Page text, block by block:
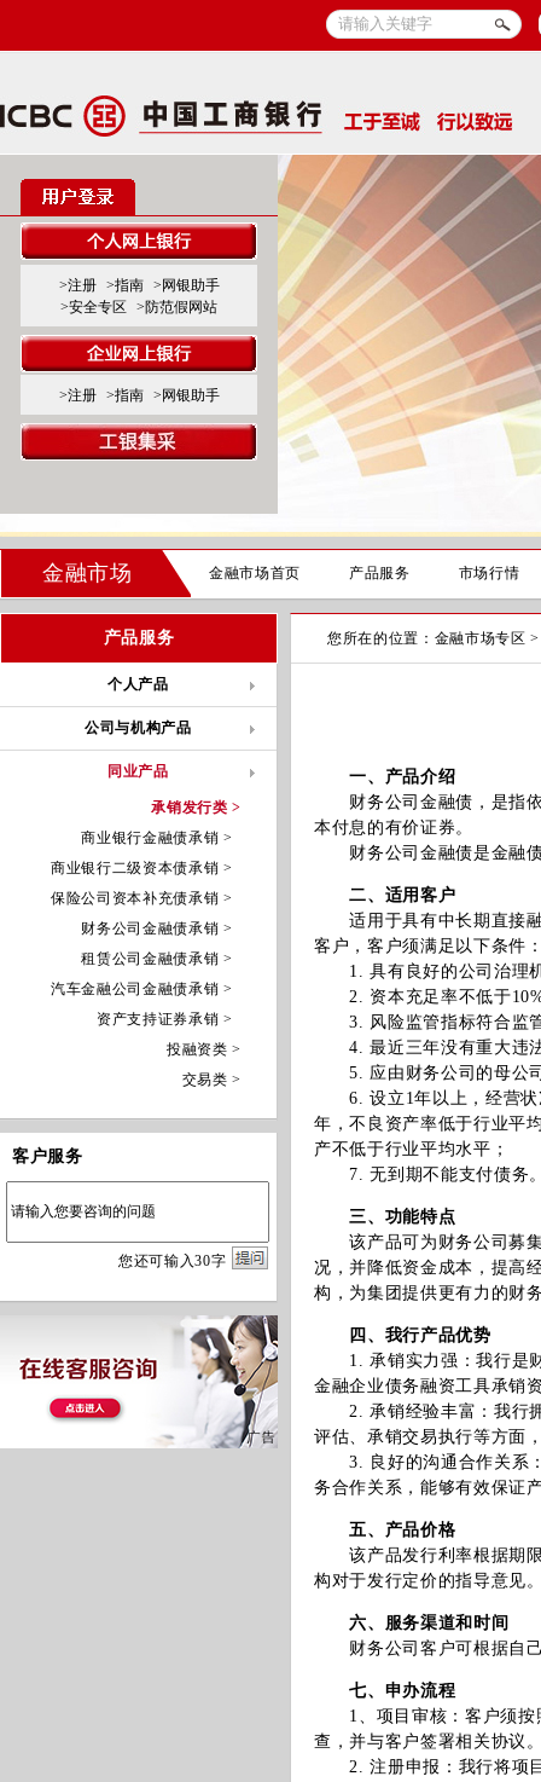
>注册 >指南
>网银助手
>安全专区
>防范假网站
>注册 >指南 >网银助手
金融市场 金融市场首页 产品服务 市场行情
产品服务
个人产品
公司与机构产品
同业产品
承销发行类 >
商业银行金融债承销 >
商业银行二级资本债承销 >
保险公司资本补充债承销 >
财务公司金融债承销 >
租赁公司金融债承销 >
汽车金融公司金融债承销 >
资产支持证券承销 >
投融资类 >
交易类 >
客户服务
您还可输入30字
您所在的位置： 金融市场专区
一、产品介绍
财务公司金融债，是指依
本付息的有价证券。
财务公司金融债是金融债
二、适用客户
适用于具有中长期直接融
客户，客户须满足以下条件
1. 具有良好的公司治理
2. 资本充足率不低于
3. 风险监管指标符合监
4. 最近三年没有重大违
5. 应由财务公司的母公司
6. 设立1年以上，经营状
年，不良资产率低于行业平
产不低于行业平均水平；
7. 无到期不能支付债务
三、功能特点
该产品可为财务公司募集
况，并降低资金成本，提高
构，为集团提供更有力的财
四、我行产品优势
1. 承销实力强：我行是财
金融企业债务融资工具承销
2. 承销经验丰富：我行拥
评估、承销交易执行等方面
3. 良好的沟通合作关系：
务合作关系，能够有效保证
五、产品价格
该产品发行利率根据期限
构对于发行定价的指导意见
六、服务渠道和时间
财务公司客户可根据自己
七、申办流程
1、项目审核：客户须按
查，并与客户签署相关协议
2. 注册申报：我行将项目